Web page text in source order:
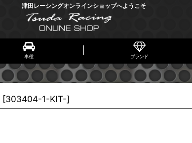
津田レーシングオンラインショップへようこそ
車種 ブランド
[303404-1-KIT-]